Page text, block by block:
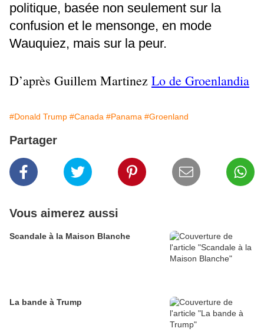
politique, basée non seulement sur la
confusion et le mensonge, en mode
Wauquiez, mais sur la peur.
D’après Guillem Martinez Lo de Groenlandia
#Donald Trump #Canada #Panama #Groenland
Partager
Vous aimerez aussi
Scandale à la Maison Blanche
La bande à Trump